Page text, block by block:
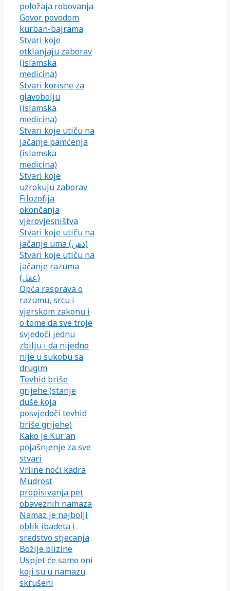
položaja robovanja
Govor povodom
kurban-bajrama
Stvari koje
otklanjaju zaborav
(islamska
medicina)
Stvari korisne za
glavobolju
(islamska
medicina)
Stvari koje utiču na
jačanje pamćenja
(islamska
medicina)
Stvari koje
uzrokuju zaborav
Filozofija
okončanja
vjerovjesništva
Stvari koje utiču na
jačanje uma (ذهن)
Stvari koje utiču na
jačanje razuma
(عقل)
Opća rasprava o
razumu, srcu i
vjerskom zakonu i
o tome da sve troje
svjedoči jednu
zbilju i da nijedno
nije u sukobu sa
drugim
Tevhid briše
grijehe (stanje
duše koja
posvjedoči tevhid
briše grijehe)
Kako je Kur'an
pojašnjenje za sve
stvari
Vrline noći kadra
Mudrost
propisivanja pet
obaveznih namaza
Namaz je najbolji
oblik ibadeta i
sredstvo stjecanja
Božije blizine
Uspjet će samo oni
koji su u namazu
skrušeni